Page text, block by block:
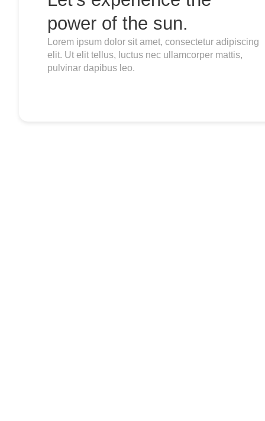
power of the sun.
Lorem ipsum dolor sit amet, consectetur adipiscing
elit. Ut elit tellus, luctus nec ullamcorper mattis,
pulvinar dapibus leo.